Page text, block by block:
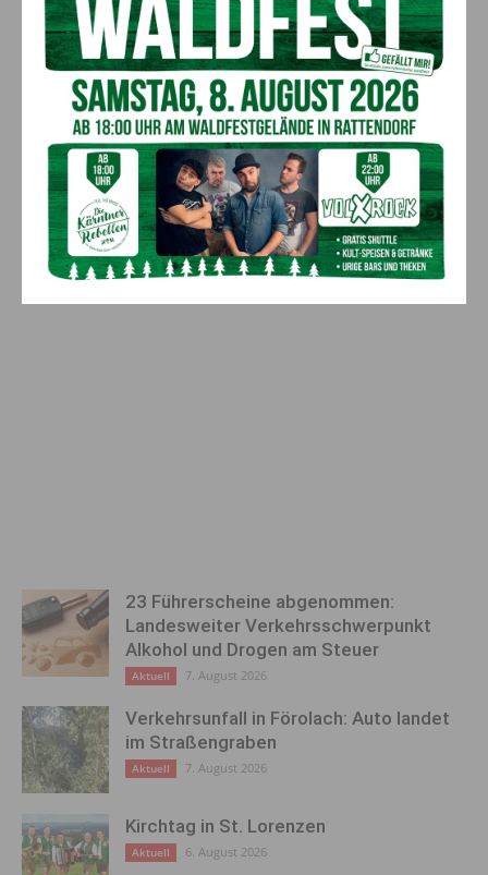
Bargeld im Bankomaten vergessen –
Polizei bittet um Hinweise
Aktuell 7. August 2026
Lienz: Bub (4) nach Badeunfall
reanimiert – Polizei sucht Zeugen
Aktuell 7. August 2026
Anzeige
23 Führerscheine abgenommen:
Landesweiter Verkehrsschwerpunkt
Alkohol und Drogen am Steuer
Aktuell 7. August 2026
Verkehrsunfall in Förolach: Auto landet
im Straßengraben
Aktuell 7. August 2026
Kirchtag in St. Lorenzen
Aktuell 6. August 2026